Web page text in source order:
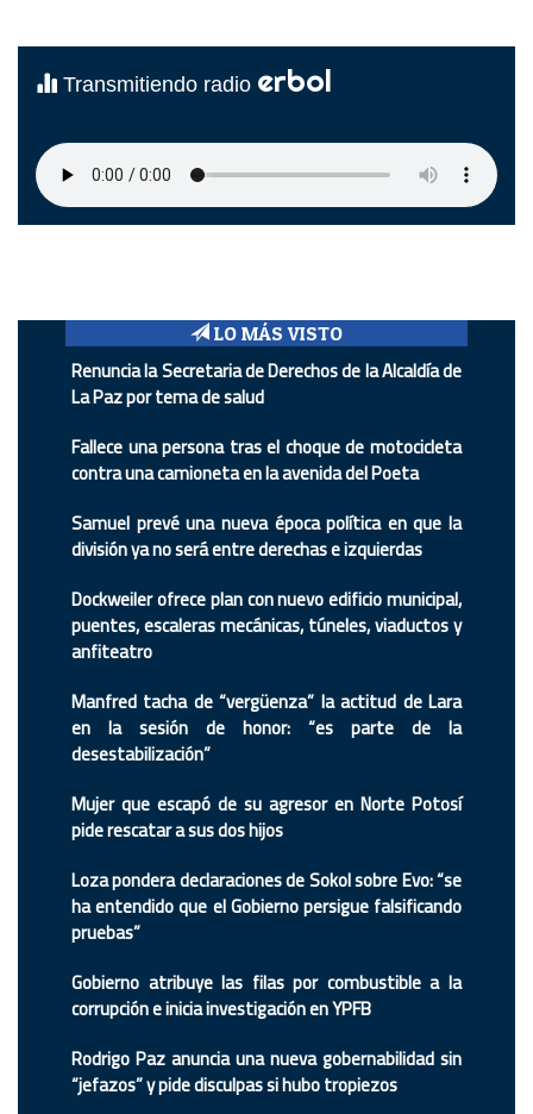
Transmitiendo radio erbol
LO MÁS VISTO
Renuncia la Secretaria de Derechos de la Alcaldía de
La Paz por tema de salud
Fallece una persona tras el choque de motocicleta
contra una camioneta en la avenida del Poeta
Samuel prevé una nueva época política en que la
división ya no será entre derechas e izquierdas
Dockweiler ofrece plan con nuevo edificio municipal,
puentes, escaleras mecánicas, túneles, viaductos y
anfiteatro
Manfred tacha de “vergüenza” la actitud de Lara
en la sesión de honor: “es parte de la
desestabilización”
Mujer que escapó de su agresor en Norte Potosí
pide rescatar a sus dos hijos
Loza pondera declaraciones de Sokol sobre Evo: “se
ha entendido que el Gobierno persigue falsificando
pruebas”
Gobierno atribuye las filas por combustible a la
corrupción e inicia investigación en YPFB
Rodrigo Paz anuncia una nueva gobernabilidad sin
“jefazos” y pide disculpas si hubo tropiezos